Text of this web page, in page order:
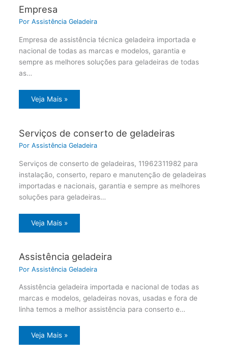
Empresa
Por Assistência Geladeira
Empresa de assistência técnica geladeira importada e
nacional de todas as marcas e modelos, garantia e
sempre as melhores soluções para geladeiras de todas
as…
Veja Mais »
Serviços de conserto de geladeiras
Por Assistência Geladeira
Serviços de conserto de geladeiras, 11962311982 para
instalação, conserto, reparo e manutenção de geladeiras
importadas e nacionais, garantia e sempre as melhores
soluções para geladeiras…
Veja Mais »
Assistência geladeira
Por Assistência Geladeira
Assistência geladeira importada e nacional de todas as
marcas e modelos, geladeiras novas, usadas e fora de
linha temos a melhor assistência para conserto e…
Veja Mais »